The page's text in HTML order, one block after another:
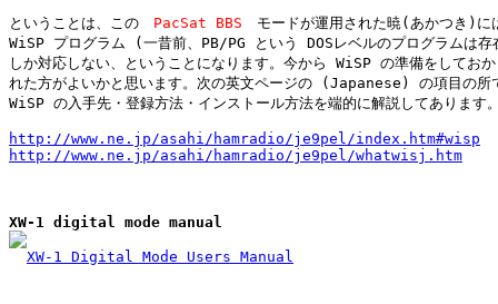
ということは、この PacSat BBS モードが運用された暁(あかつき)に
WiSP プログラム (一昔前、PB/PG という DOSレベルのプログラムは
しか対応しない、ということになります。今から WiSP の準備をしておか
れた方がよいかと思います。次の英文ページの (Japanese) の項目の所
WiSP の入手先・登録方法・インストール方法を端的に解説してあります
http://www.ne.jp/asahi/hamradio/je9pel/index.htm#wisp
http://www.ne.jp/asahi/hamradio/je9pel/whatwisj.htm
XW-1 digital mode manual
XW-1 Digital Mode Users Manual